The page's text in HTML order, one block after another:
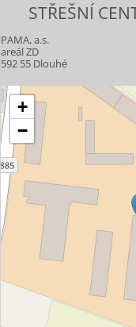
STŘEŠNÍ
PAMA, a.s.
areál ZD
592 55 Dlouhé
+
−